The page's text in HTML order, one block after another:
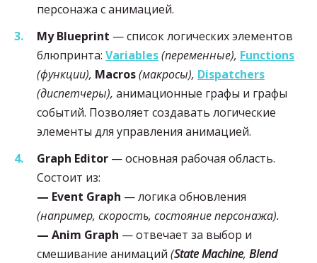
персонажа с анимацией.
My Blueprint — список логических элементов
блюпринта: Variables(переменные), Functions
(функции), Macros(макросы), Dispatchers
(диспетчеры), анимационные графы и графы
событий. Позволяет создавать логические
элементы для управления анимацией.
Graph Editor — основная рабочая область.
Состоит из:
— Event Graph — логика обновления
(например, скорость, состояние персонажа).
— Anim Graph — отвечает за выбор и
смешивание анимаций (State Machine, Blend